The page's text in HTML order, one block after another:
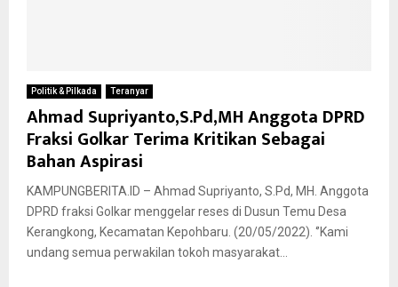
Politik & Pilkada Teranyar
Ahmad Supriyanto,S.Pd,MH Anggota DPRD
Fraksi Golkar Terima Kritikan Sebagai
Bahan Aspirasi
KAMPUNGBERITA.ID – Ahmad Supriyanto, S.Pd, MH. Anggota
DPRD fraksi Golkar menggelar reses di Dusun Temu Desa
Kerangkong, Kecamatan Kepohbaru. (20/05/2022). ‘’Kami
undang semua perwakilan tokoh masyarakat...